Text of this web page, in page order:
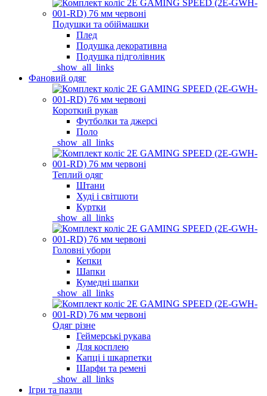
Подушки та обіймашки
Плед
Подушка декоративна
Подушка підголівник
_show_all_links
Фановий одяг
Короткий рукав
Футболки та джерсі
Поло
_show_all_links
Теплий одяг
Штани
Худі і світшоти
Куртки
_show_all_links
Головні убори
Кепки
Шапки
Кумедні шапки
_show_all_links
Одяг різне
Геймерські рукава
Для косплею
Капці і шкарпетки
Шарфи та ремені
_show_all_links
Ігри та пазли